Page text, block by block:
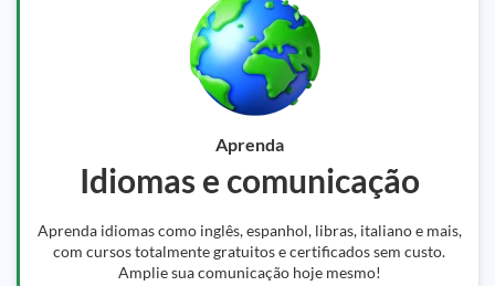
Aprenda
Idiomas e comunicação
Aprenda idiomas como inglês, espanhol, libras, italiano e mais,
com cursos totalmente gratuitos e certificados sem custo.
Amplie sua comunicação hoje mesmo!